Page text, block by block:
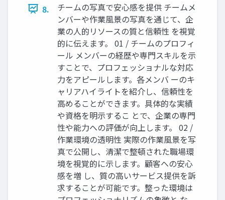
8.
チームの写真で安心感を提供 チームメ
ンバーや作業風景の写真を通じて、企
業の人的リソースの質と信頼性 を視覚
的に伝えます。 01 / チームのプロフィ
ール メンバーの経歴や専門スキルを示
すことで、プロフェッショナルな対応
力をアピールします。各メンバ ーのキ
ャリアハイライトを紹介し、信頼性を
高めることができます。具体的な実績
や資格を明示するこ とで、企業の専門
性や能力への評価が向上します。 02 /
作業環境の透明性 実際の作業風景を写
真で公開し、清潔で整頓された職場環
境を視覚的に示します。顧客への安心
感を増 し、質の高いサービス提供を訴
求することが可能です。整った環境は